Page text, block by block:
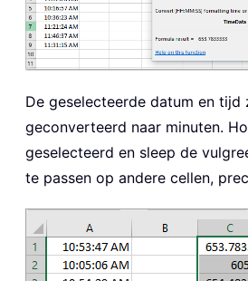
De geselecteerde datum en tijd
geconverteerd naar minuten.
geselecteerd en sleep de
te passen op andere cellen,